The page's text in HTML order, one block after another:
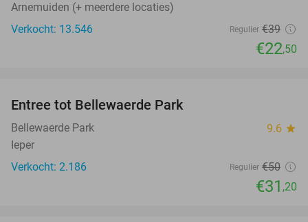
Arnemuiden (+ meerdere locaties)
Verkocht: 13.546
Regulier €39
€22,50
Entree tot Bellewaerde Park
Bellewaerde Park 9.6 star
Ieper
Verkocht: 2.186
Regulier €50
€31 ,20